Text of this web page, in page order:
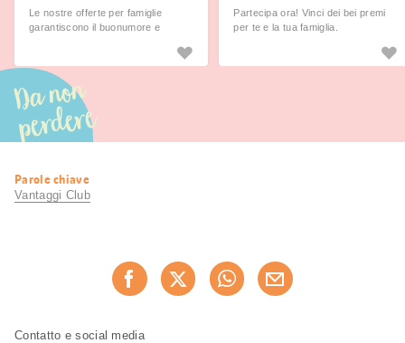
Le nostre offerte per famiglie
garantiscono il buonumore e
Partecipa ora! Vinci dei bei premi
per te e la tua famiglia.
Da non
perdere
Informazioni
utili
Parole chiave
Vantaggi Club
Consiglia ora
Piè
Navigazione
Contatto e social media